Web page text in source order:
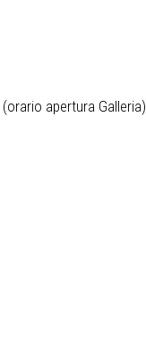
(orario apertura Galleria)